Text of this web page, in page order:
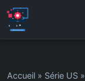
Accueil » Série US »